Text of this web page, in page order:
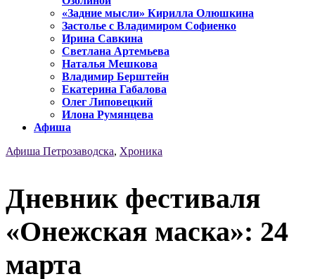
«Задние мысли» Кирилла Олюшкина
Застолье с Владимиром Софиенко
Ирина Савкина
Светлана Артемьева
Наталья Мешкова
Владимир Берштейн
Екатерина Габалова
Олег Липовецкий
Илона Румянцева
Афиша
Афиша Петрозаводска, Хроника
Дневник фестиваля
«Онежская маска»: 24
марта